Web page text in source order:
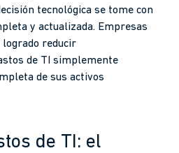
tecnológica se tome con
y actualizada. Empresas
reducir
de TI simplemente
de sus activos
de TI: el